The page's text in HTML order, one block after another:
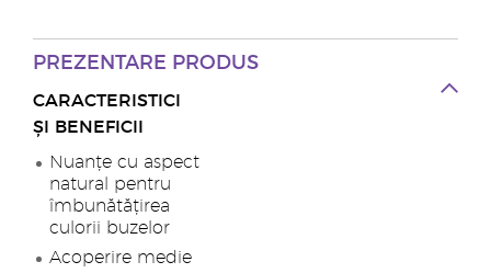
PREZENTARE PRODUS
CARACTERISTICI
ȘI BENEFICII
Nuanțe cu aspect
natural pentru
îmbunătățirea
culorii buzelor
Acoperire medie